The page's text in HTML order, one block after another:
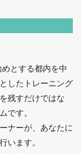
とする都内を中
したトレーニング
残すだけではな
です。
ナーが、あなたに
います。